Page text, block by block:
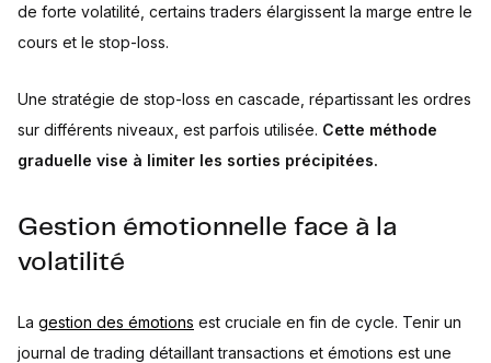
de forte volatilité, certains traders élargissent la marge entre le
cours et le stop-loss.
Une stratégie de stop-loss en cascade, répartissant les ordres
sur différents niveaux, est parfois utilisée. Cette méthode
graduelle vise à limiter les sorties précipitées.
Gestion émotionnelle face à la
volatilité
La gestion des émotions est cruciale en fin de cycle. Tenir un
journal de trading détaillant transactions et émotions est une